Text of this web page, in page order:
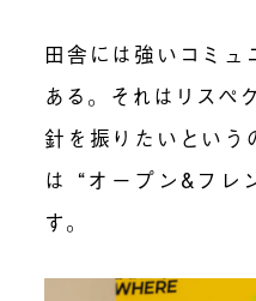
田舎には強いコミ
ある。それはリスペ
針を振りたいという
は “オープン&フレ
す。